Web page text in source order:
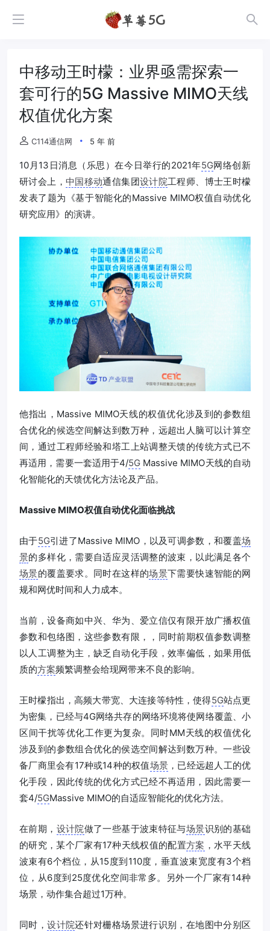
中移动王时檬：业界亟需探索一
套可行的5G Massive MIMO天线
权值优化方案
C114通信网 5 年 前
10月13日消息（乐思）在今日举行的2021年5G网络创新
研讨会上， 中国移动通信集团设计院工程师、博士王时檬
发表了题为《基于智能化的Massive MIMO权值自动优化
研究应用》的演讲。
他指出，Massive MIMO天线的权值优化涉及到的参数组
合优化的候选空间解达到数万种，远超出人脑可以计算空
间，通过工程师经验和塔工上站调整天馈的传统方式已不
再适用，需要一套适用于4/5G Massive MIMO天线的自动
化智能化的天馈优化方法论及产品。
Massive MIMO权值自动优化面临挑战
由于5G引进了Massive MIMO，以及可调参数，和覆盖场
景的多样化，需要自适应灵活调整的波束，以此满足各个
场景的覆盖要求。同时在这样的场景下需要快速智能的网
规和网优时间和人力成本。
当前，设备商如中兴、华为、爱立信仅有限开放广播权值
参数和包络图，这些参数有限，，同时前期权值参数调整
以人工调整为主，缺乏自动化手段，效率偏低，如果用低
质的方案频繁调整会给现网带来不良的影响。
王时檬指出，高频大带宽、大连接等特性，使得5G站点更
为密集，已经与4G网络共存的网络环境将使网络覆盖、小
区间干扰等优化工作更为复杂。同时MM天线的权值优化
涉及到的参数组合优化的侯选空间解达到数万种。一些设
备厂商里会有17种或14种的权值场景 ，已经远超人工的优
化手段，因此传统的优化方式已经不再适用，因此需要一
套4/5GMassive MIMO的自适应智能化的优化方法。
在前期， 设计院做了一些基于波束特征与场景识别的基础
的研究，某个厂家有17种天线权值的配置方案 ，水平天线
波束有6个档位，从15度到110度，垂直波束宽度有3个档
位，从6度到25度优化空间非常多。另外一个厂家有14种
场景，动作集合超过1万种。
同时，设计院还针对栅格场景进行识别，在地图中分别区